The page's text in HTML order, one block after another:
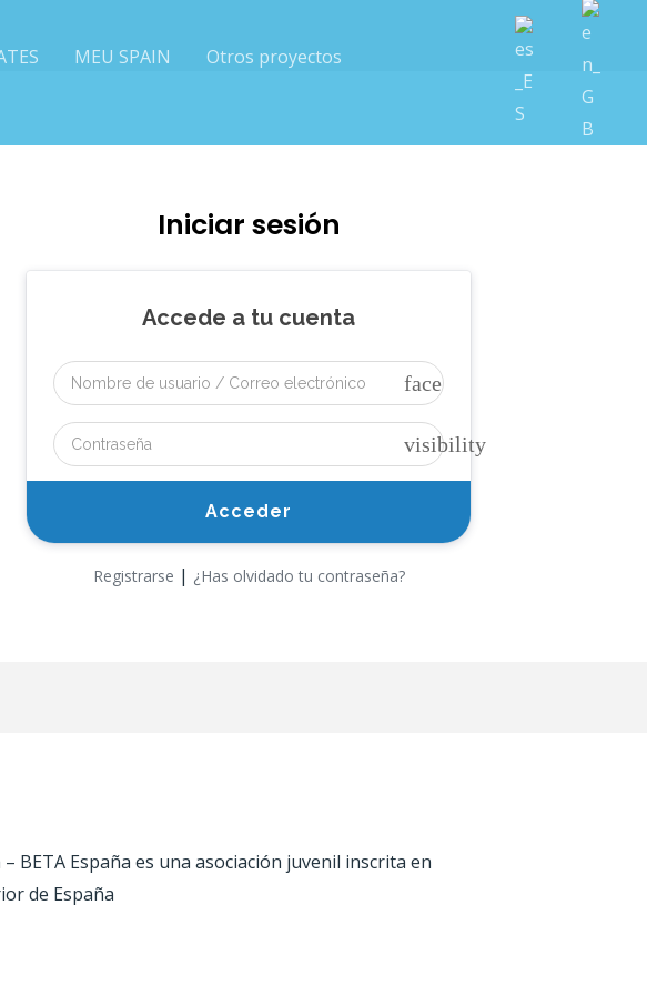
MEU SPAIN
Otros proyectos
Iniciar sesión
Accede a tu cuenta
face
visibility
Registrarse | ¿Has olvidado tu contraseña?
España es una asociación juvenil inscrita en
de España